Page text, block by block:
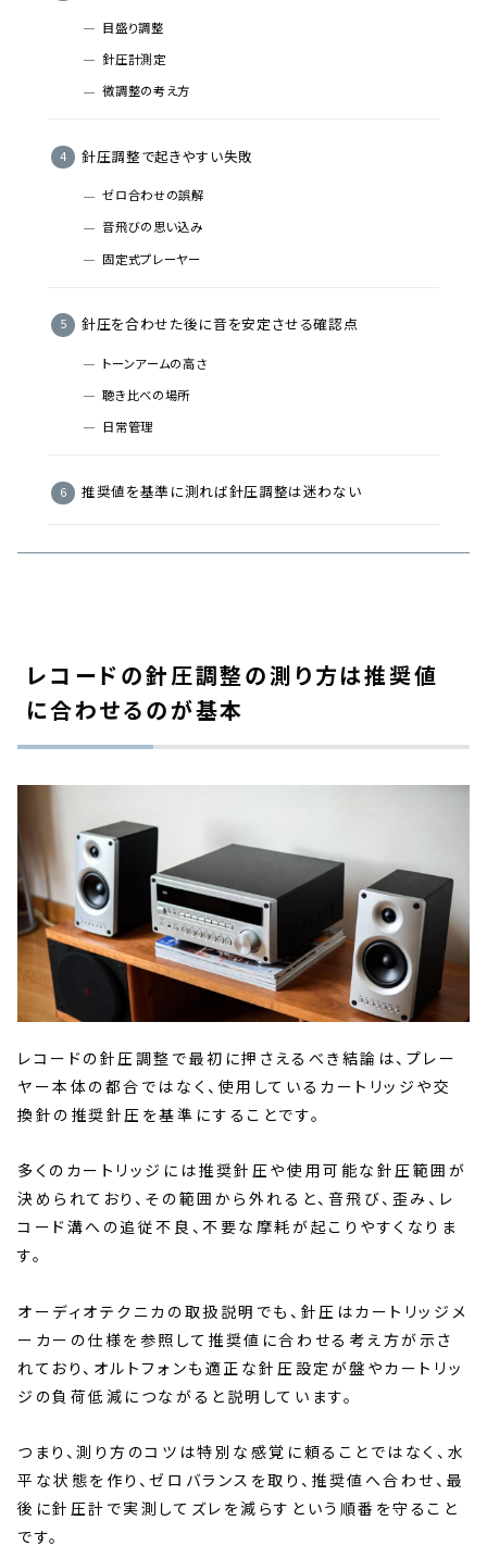
目盛り調整
針圧計測定
微調整の考え方
針圧調整で起きやすい失敗
ゼロ合わせの誤解
音飛びの思い込み
固定式プレーヤー
針圧を合わせた後に音を安定させる確認点
トーンアームの高さ
聴き比べの場所
日常管理
推奨値を基準に測れば針圧調整は迷わない
レコードの針圧調整の測り方は推奨値
に合わせるのが基本
レコードの針圧調整で最初に押さえるべき結論は、プレー
ヤー本体の都合ではなく、使用しているカートリッジや交
換針の推奨針圧を基準にすることです。
多くのカートリッジには推奨針圧や使用可能な針圧範囲が
決められており、その範囲から外れると、音飛び、歪み、レ
コード溝への追従不良、不要な摩耗が起こりやすくなりま
す。
オーディオテクニカの取扱説明でも、針圧はカートリッジメ
ーカーの仕様を参照して推奨値に合わせる考え方が示さ
れており、オルトフォンも適正な針圧設定が盤やカートリッ
ジの負荷低減につながると説明しています。
つまり、測り方のコツは特別な感覚に頼ることではなく、水
平な状態を作り、ゼロバランスを取り、推奨値へ合わせ、最
後に針圧計で実測してズレを減らすという順番を守ること
です。